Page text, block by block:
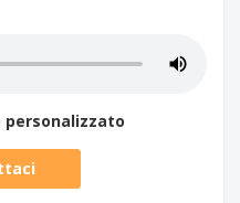
personalizzato